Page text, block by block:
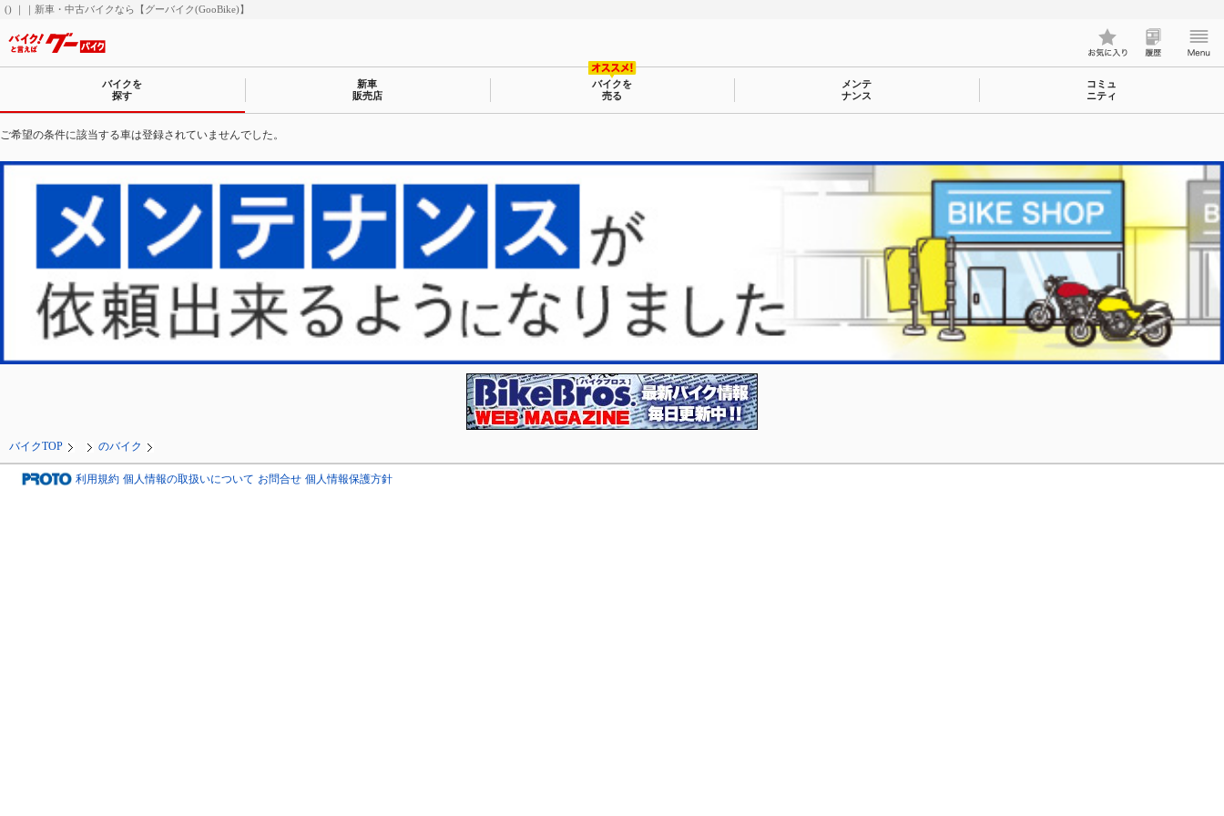
() ｜｜新車・中古バイクなら【グーバイク(GooBike)】
バイクを
探す
新車
販売店
バイクを
売る
メンテ
ナンス
コミュ
ニティ
ご希望の条件に該当する車は登録されていませんでした。
バイクTOP のバイク
利用規約 個人情報の取扱いについて お問合せ 個人情報保護方針